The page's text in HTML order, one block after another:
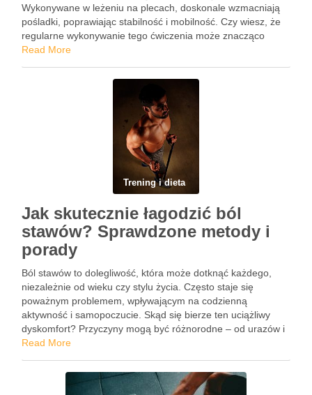
Wykonywane w leżeniu na plecach, doskonale wzmacniają
pośladki, poprawiając stabilność i mobilność. Czy wiesz, że
regularne wykonywanie tego ćwiczenia może znacząco
wpłynąć na twoją postawę oraz codzienne czynności, takie
Read More
Trening i dieta
Jak skutecznie łagodzić ból
stawów? Sprawdzone metody i
porady
Ból stawów to dolegliwość, która może dotknąć każdego,
niezależnie od wieku czy stylu życia. Często staje się
poważnym problemem, wpływającym na codzienną
aktywność i samopoczucie. Skąd się bierze ten uciążliwy
dyskomfort? Przyczyny mogą być różnorodne – od urazów i
przeciążeń, po choroby reumatyczne czy otyłość. Na
Read More